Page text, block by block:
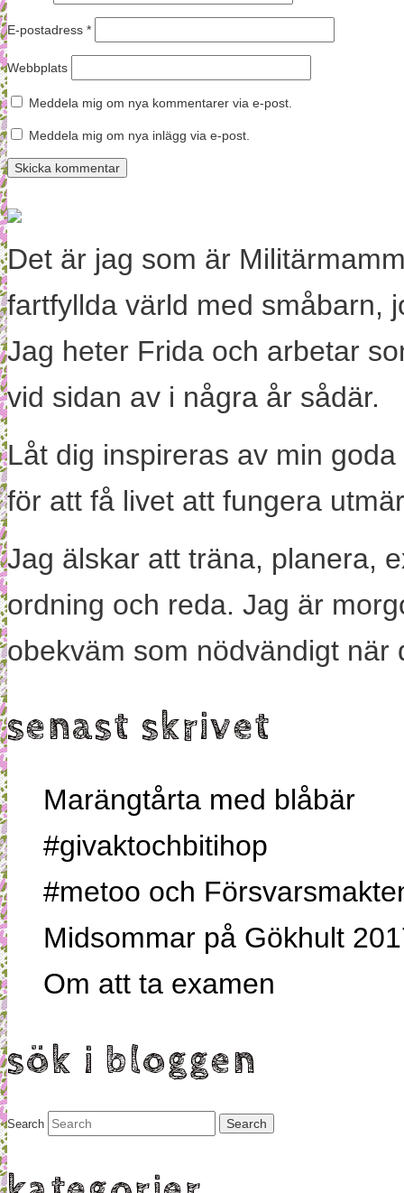
E-postadress *
Webbplats
Meddela mig om nya kommentarer via e-post.
Meddela mig om nya inlägg via e-post.
Det är jag som är
fartfyllda värld med småbarn,
Jag heter Frida och arbetar
vid sidan av i några år sådär.
Låt dig inspireras av min
för att få livet att fungera
Jag älskar att träna, planera,
ordning och reda. Jag är
obekväm som nödvändigt när
senast skrivet
Marängtårta med blåbär
#givaktochbitihop
#metoo och
Midsommar på Gökhult
Om att ta examen
sök i bloggen
Search